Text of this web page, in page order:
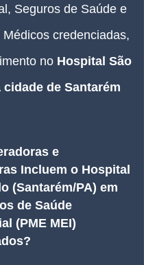
Seguros de Saúde e
Médicos credenciadas,
no Hospital São
cidade de Santarém
e
Incluem o Hospital
(Santarém/PA) em
de Saúde
(PME MEI)